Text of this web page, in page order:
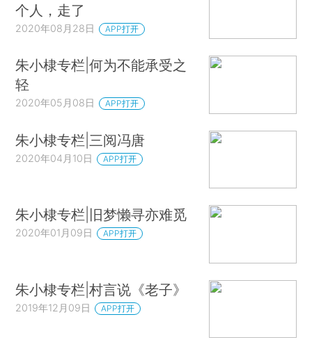
个人，走了
2020年08月28日 APP打开
朱小棣专栏|何为不能承受之
轻
2020年05月08日 APP打开
朱小棣专栏|三阅冯唐
2020年04月10日 APP打开
朱小棣专栏|旧梦懒寻亦难觅
2020年01月09日 APP打开
朱小棣专栏|村言说《老子》
2019年12月09日 APP打开